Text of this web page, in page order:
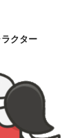
クター